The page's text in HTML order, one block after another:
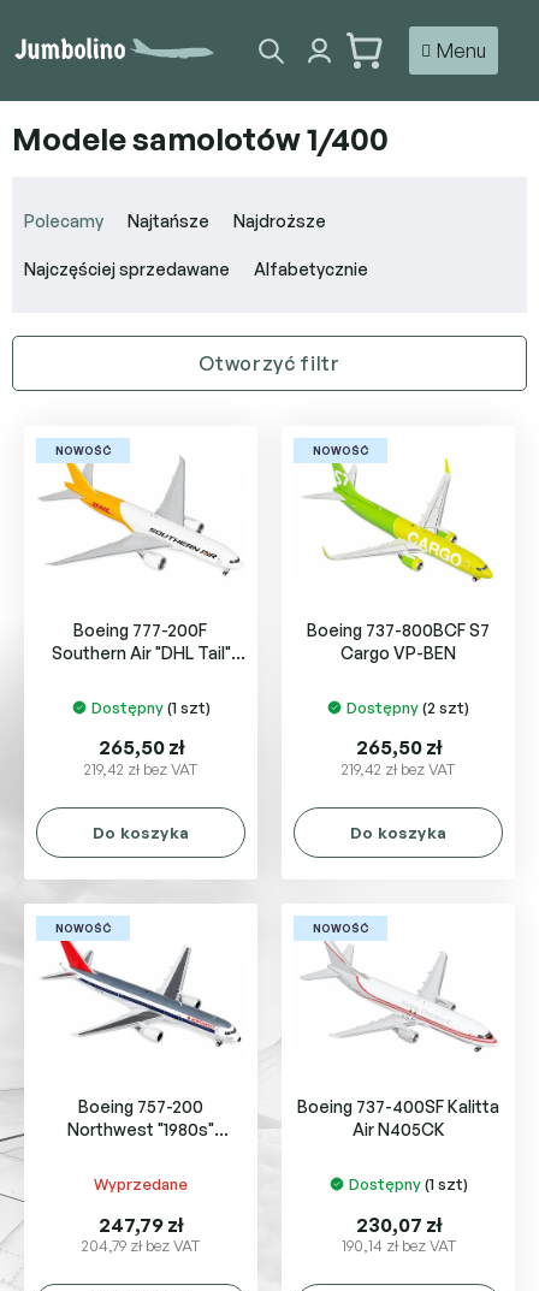
do
treści
KOSZYK
Modele samolotów 1/400
o
a
i
Polecamy Najtańsze Najdroższe
Najczęściej sprzedawane Alfabetycznie
Otworzyć filtr
NOWOŚĆ
Boeing 777-200F
Southern Air "DHL Tail"
Dostępny(1 szt)
219,42 zł bez VAT
265,50 zł
Do koszyka
NOWOŚĆ
Boeing 737-800BCF S7
Cargo VP-BEN
Dostępny(2 szt)
219,42 zł bez VAT
265,50 zł
Do koszyka
NOWOŚĆ
Boeing 757-200
Northwest "1980s"
Wyprzedane
204,79 zł bez VAT
247,79 zł
NOWOŚĆ
Boeing 737-400SF Kalitta
Air N405CK
Dostępny(1 szt)
190,14 zł bez VAT
230,07 zł